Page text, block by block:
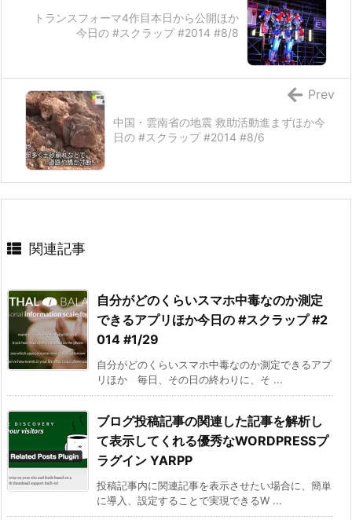
トランスフォーマ4作目本日から公開ほか
今日の #スクラップ #2014 #8/8
中国・雲南省の地震 救助活動進まずほか今
日の #スクラップ #2014 #8/6
Prev
関連記事
自分がどのくらいスマホ中毒なのか測定
できるアプリほか今日の #スクラップ #2
014 #1/29
自分がどのくらいスマホ中毒なのか測定できるアプ
リほか 毎日、その日の終わりに、そ ...
ブログ投稿記事の関連した記事を解析し
て表示してくれる優秀なWORDPRESSプ
ラグイン YARPP
投稿記事内に関連記事を表示させたい場合に、簡単
に導入、設定することで実現できるW ...